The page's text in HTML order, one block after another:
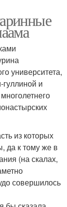
университета,
и
из которых
да к тому же в
(на скалах,
совершилось